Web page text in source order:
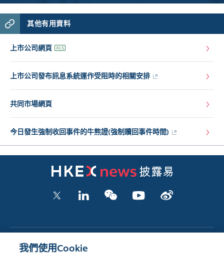
其他有用資料
上市公司網頁
上市公司發布訊息系統運作受阻時的相關安排
共同市場網頁
今日發生強制收回事件的牛熊證(強制贖回事件時間)
我們使用Cookie